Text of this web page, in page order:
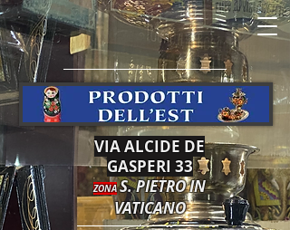
VIA ALCIDE DE
GASPERI 33
ZONA S. PIETRO IN
VATICANO